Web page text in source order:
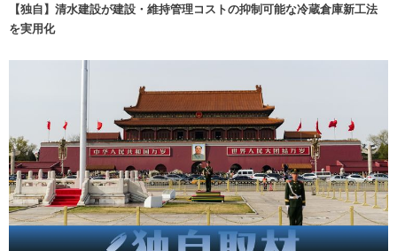
【独自】清水建設が建設・維持管理コストの抑制可能な冷蔵倉庫新工法
を実用化